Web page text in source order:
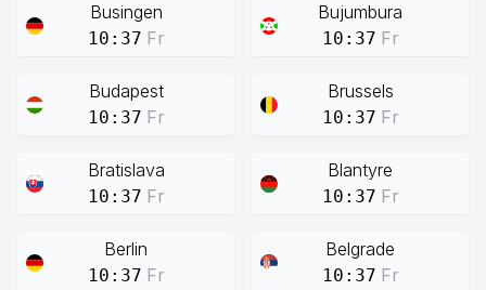
Busingen
10:37 Fr
Bujumbura
10:37 Fr
Budapest
10:37 Fr
Brussels
10:37 Fr
Bratislava
10:37 Fr
Blantyre
10:37 Fr
Berlin
10:37 Fr
Belgrade
10:37 Fr